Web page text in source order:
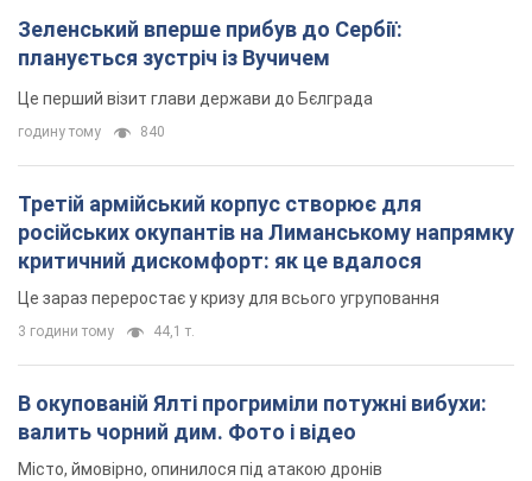
Зеленський вперше прибув до Сербії:
планується зустріч із Вучичем
Це перший візит глави держави до Бєлграда
годину тому 840
Третій армійський корпус створює для
російських окупантів на Лиманському напрямку
критичний дискомфорт: як це вдалося
Це зараз переростає у кризу для всього угруповання
3 години тому 44,1 т.
В окупованій Ялті прогриміли потужні вибухи:
валить чорний дим. Фото і відео
Місто, ймовірно, опинилося під атакою дронів